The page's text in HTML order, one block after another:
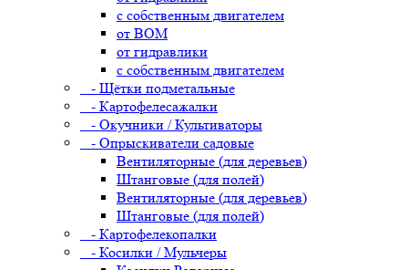
с собственным двигателем
от ВОМ
от гидравлики
с собственным двигателем
- Щётки подметальные
- Картофелесажалки
- Окучники / Культиваторы
- Опрыскиватели садовые
Вентиляторные (для деревьев)
Штанговые (для полей)
Вентиляторные (для деревьев)
Штанговые (для полей)
- Картофелекопалки
- Косилки / Мульчеры